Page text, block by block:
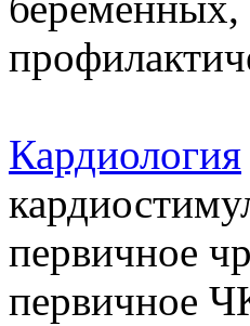
Кардиология
первичное
первичное